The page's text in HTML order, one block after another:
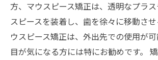
方、マウスピース矯正は、透明なプラ
スピースを装着し、歯を徐々に移動さ
ウスピース矯正は、外出先での使用が
目が気になる方には特にお勧めです。